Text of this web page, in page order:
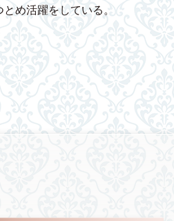
め活躍をしている。